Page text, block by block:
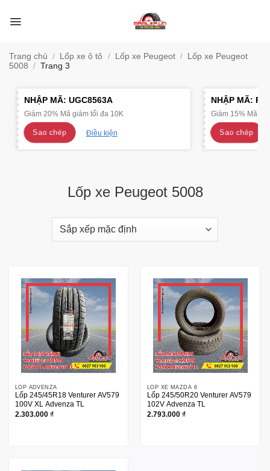
qua
Trang chủ / Lốp xe ô tô / Lốp xe Peugeot / Lốp xe Peugeot
5008 / Trang 3
NHẬP MÃ: UGC8563A
Giảm 20% Mã giảm tối đa 10K
Sao chép Điều kiện
NHẬP MÃ:
Giảm 15% Mã
Sao chép
Lốp xe Peugeot 5008
LỐP ADVENZA
Lốp 245/45R18 Venturer AV579
100V XL Advenza TL
2.303.000 ₫
LỐP XE MAZDA 6
Lốp 245/50R20 Venturer AV579
102V Advenza TL
2.793.000 ₫